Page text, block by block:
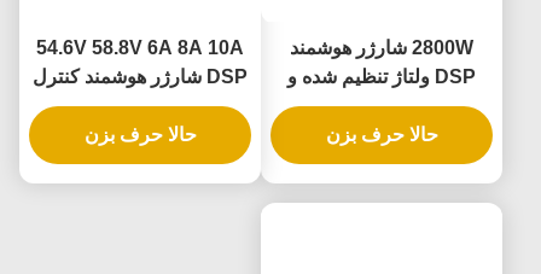
2800W شارژر هوشمند
DSP ولتاژ تنظیم شده و
جریان 10-88V 1-30A کاملا
سازگار با باتری های لیتیوم
آهن سرب اسید
حالا حرف بزن
54.6V 58.8V 6A 8A 10A
DSP شارژر هوشمند کنترل
شده 360W 500W 600W
10A با تشخیص خودکار
حالا حرف بزن